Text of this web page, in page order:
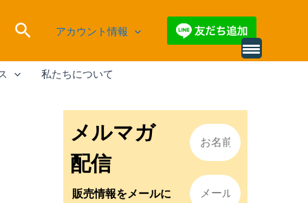
検
索
アカウント情報
私たちについて
メルマガ
配信
販売情報をメールに
別
ー
を
読
み
込